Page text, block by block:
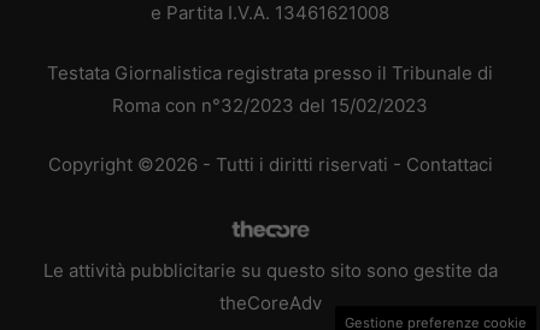
e Partita I.V.A. 13461621008
Testata Giornalistica registrata presso il Tribunale di
Roma con n°32/2023 del 15/02/2023
Copyright ©2026 - Tutti i diritti riservati - Contattaci
Le attività pubblicitarie su questo sito sono gestite da
theCoreAdv
Gestione preferenze cookie